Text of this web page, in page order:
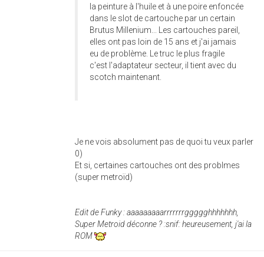
la peinture à l'huile et à une poire enfoncée
dans le slot de cartouche par un certain
Brutus Millenium... Les cartouches pareil,
elles ont pas loin de 15 ans et j'ai jamais
eu de problème. Le truc le plus fragile
c'est l'adaptateur secteur, il tient avec du
scotch maintenant.
Je ne vois absolument pas de quoi tu veux parler
0)
Et si, certaines cartouches ont des problmes
(super metroïd)
Edit de Funky : aaaaaaaaarrrrrrrggggghhhhhhh,
Super Metroid déconne ? :snif: heureusement, j'ai la
ROM